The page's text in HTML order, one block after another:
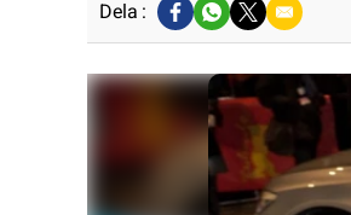
Dela :